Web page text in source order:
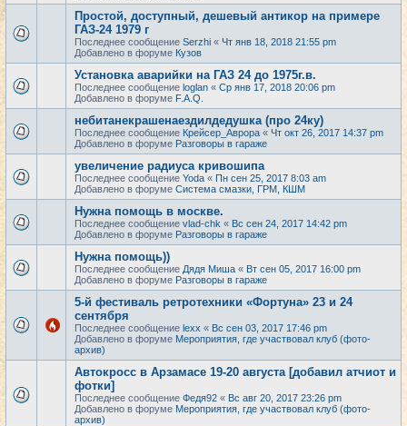
Простой, доступный, дешевый антикор на примере
ГАЗ-24 1979 г
Последнее сообщение Serzhi « Чт янв 18, 2018 21:55 pm
Добавлено в форуме Кузов
Установка аварийки на ГАЗ 24 до 1975г.в.
Последнее сообщение loglan « Ср янв 17, 2018 20:06 pm
Добавлено в форуме F.A.Q.
небитанекрашенаездилдедушка (про 24ку)
Последнее сообщение Крейсер_Аврора « Чт окт 26, 2017 14:37 pm
Добавлено в форуме Разговоры в гараже
увеличение радиуса кривошипа
Последнее сообщение Yoda « Пн сен 25, 2017 8:03 am
Добавлено в форуме Система смазки, ГРМ, КШМ
Нужна помощь в москве.
Последнее сообщение vlad-chk « Вс сен 24, 2017 14:42 pm
Добавлено в форуме Разговоры в гараже
Нужна помощь))
Последнее сообщение Дядя Миша « Вт сен 05, 2017 16:00 pm
Добавлено в форуме Разговоры в гараже
5-й фестиваль ретротехники «Фортуна» 23 и 24
сентября
Последнее сообщение lexx « Вс сен 03, 2017 17:46 pm
Добавлено в форуме Мероприятия, где участвовал клуб (фото-
архив)
Автокросс в Арзамасе 19-20 августа [добавил атчиот и
фотки]
Последнее сообщение Федя92 « Вс авг 20, 2017 23:26 pm
Добавлено в форуме Мероприятия, где участвовал клуб (фото-
архив)